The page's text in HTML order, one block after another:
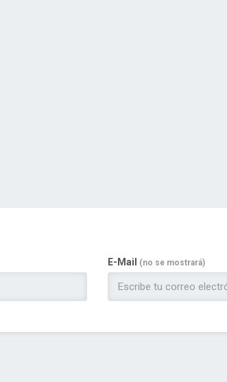
E-Mail (no se mostrará)